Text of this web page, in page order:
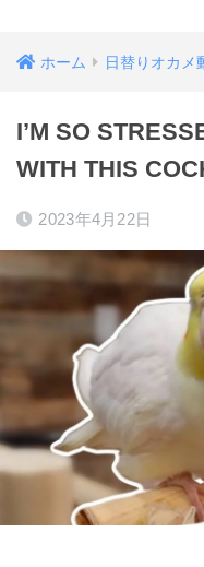
ホーム 日替りオカメ
I’M SO
WITH THIS
2023年4月22日